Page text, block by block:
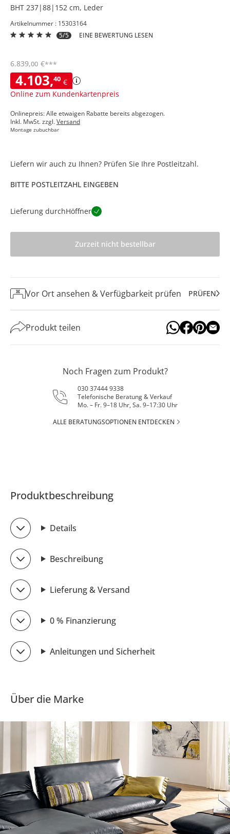
BHT 237|88|152 cm, Leder
Artikelnummer : 15303164
5/5
EINE BEWERTUNG LESEN
4.103,40 €
Online zum Kundenkartenpreis
6.839,00 €***
Onlinepreis: Alle etwaigen Rabatte bereits abgezogen.
Inkl. MwSt. zzgl.Versand
Montage zubuchbar
Liefern wir auch zu Ihnen? Prüfen Sie Ihre Postleitzahl.
BITTE POSTLEITZAHL EINGEBEN
Lieferung durchHöffner
Zurzeit nicht bestellbar
Vor Ort ansehen & Verfügbarkeit prüfen PRÜFEN
Produkt teilen
Noch Fragen zum Produkt?
030 37444 9338
Telefonische Beratung & Verkauf
Mo. – Fr. 9–18 Uhr, Sa. 9–17:30 Uhr
ALLE BERATUNGSOPTIONEN ENTDECKEN
Produktbeschreibung
Details
Beschreibung
Lieferung & Versand
0 % Finanzierung
Anleitungen und Sicherheit
Über die Marke